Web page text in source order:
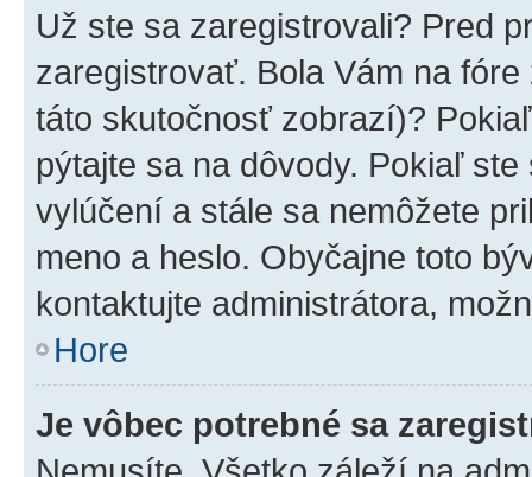
Už ste sa zaregistrovali? Pred
zaregistrovať. Bola Vám na
táto skutočnosť zobrazí)?
pýtajte sa na dôvody. Pokiaľ
vylúčení a stále sa nemôžete
meno a heslo. Obyčajne toto
kontaktujte administrátora,
Hore
Je vôbec potrebné sa